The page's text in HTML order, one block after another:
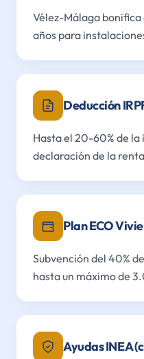
Vélez-Málaga bonifica
años para
Deducción
Hasta el 20-60% de
declaración de la
Plan ECO
Subvención del 40%
hasta un máximo de
Ayudas INEA